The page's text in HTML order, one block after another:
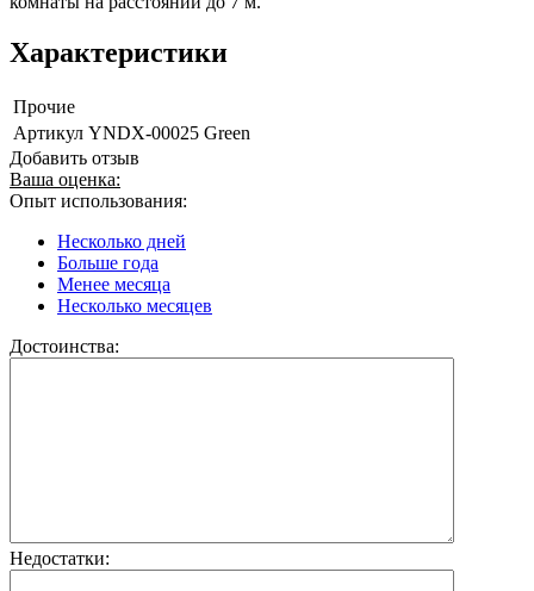
Характеристики
Прочие
Артикул YNDX-00025 Green
Добавить отзыв
Ваша оценка:
Опыт использования:
Несколько дней
Больше года
Менее месяца
Несколько месяцев
Достоинства:
Недостатки: